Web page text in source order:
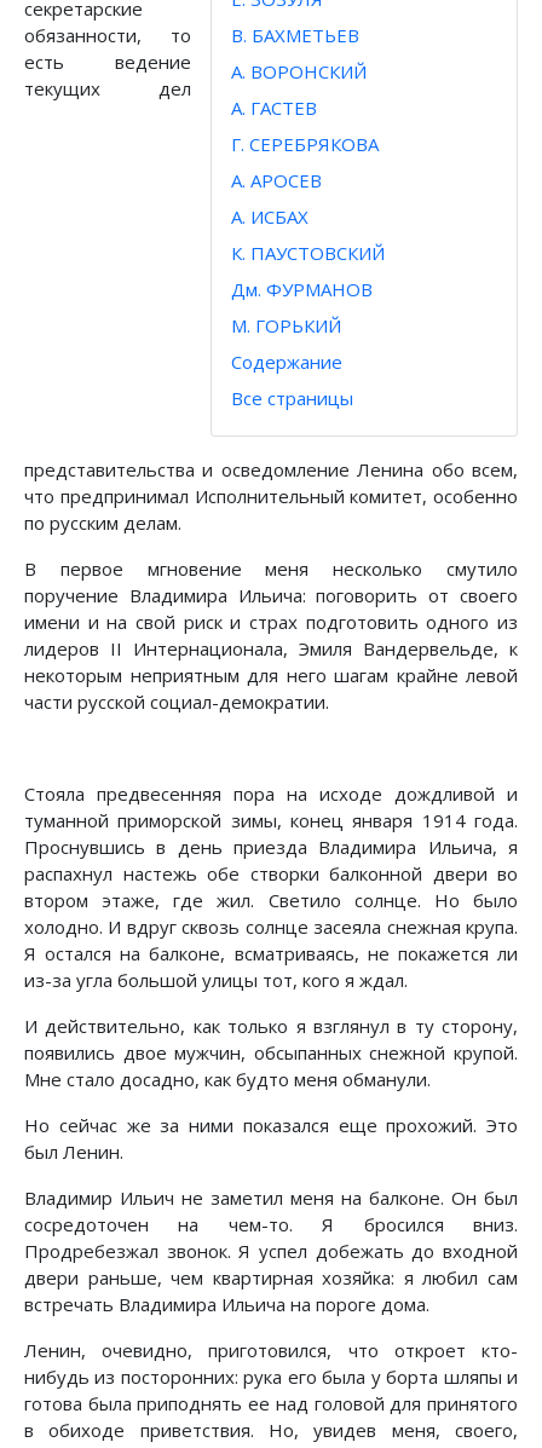
В. БАХМЕТЬЕВ
А. ВОРОНСКИЙ
А. ГАСТЕВ
Г. СЕРЕБРЯКОВА
A. APOCEB
А. ИСБАХ
К. ПАУСТОВСКИЙ
Дм. ФУРМАНОВ
М. ГОРЬКИЙ
Содержание
Все страницы
секретарские
обязанности, то
есть ведение
текущих дел
представительства и осведомление Ленина обо всем,
что предпринимал Исполнительный комитет, особенно
по русским делам.
В первое мгновение меня несколько смутило
поручение Владимира Ильича: поговорить от своего
имени и на свой риск и страх подготовить одного из
лидеров II Интернационала, Эмиля Вандервельде, к
некоторым неприятным для него шагам крайне левой
части русской социал-демократии.
Стояла предвесенняя пора на исходе дождливой и
туманной приморской зимы, конец января 1914 года.
Проснувшись в день приезда Владимира Ильича, я
распахнул настежь обе створки балконной двери во
втором этаже, где жил. Светило солнце. Но было
холодно. И вдруг сквозь солнце засеяла снежная крупа.
Я остался на балконе, всматриваясь, не покажется ли
из-за угла большой улицы тот, кого я ждал.
И действительно, как только я взглянул в ту сторону,
появились двое мужчин, обсыпанных снежной крупой.
Мне стало досадно, как будто меня обманули.
Но сейчас же за ними показался еще прохожий. Это
был Ленин.
Владимир Ильич не заметил меня на балконе. Он был
сосредоточен на чем-то. Я бросился вниз.
Продребезжал звонок. Я успел добежать до входной
двери раньше, чем квартирная хозяйка: я любил сам
встречать Владимира Ильича на пороге дома.
Ленин, очевидно, приготовился, что откроет кто-
нибудь из посторонних: рука его была у борта шляпы и
готова была приподнять ее над головой для принятого
в обиходе приветствия. Но, увидев меня, своего,